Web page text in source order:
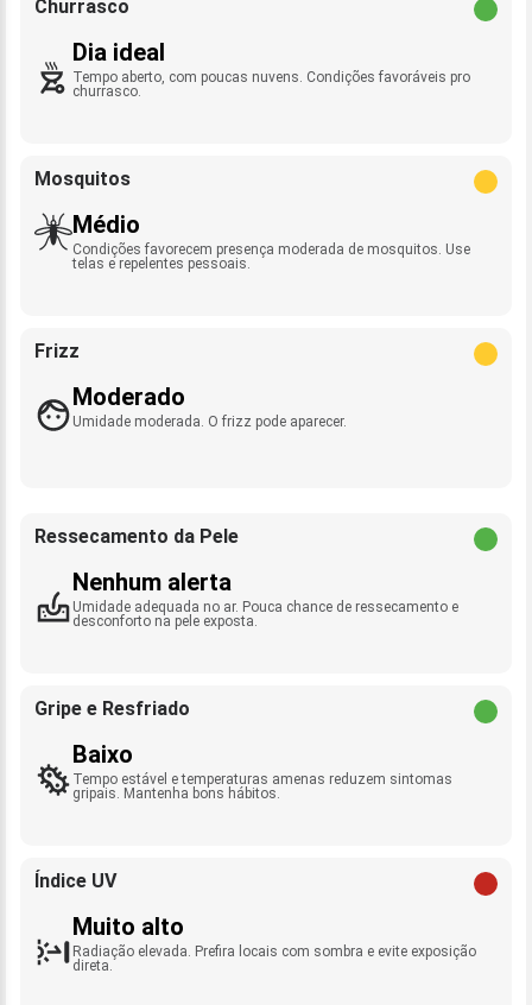
Churrasco
Dia ideal
Tempo aberto, com poucas nuvens. Condições favoráveis pro
churrasco.
Mosquitos
Médio
Condições favorecem presença moderada de mosquitos. Use
telas e repelentes pessoais.
Frizz
Moderado
Umidade moderada. O frizz pode aparecer.
Ressecamento da Pele
Nenhum alerta
Umidade adequada no ar. Pouca chance de ressecamento e
desconforto na pele exposta.
Gripe e Resfriado
Baixo
Tempo estável e temperaturas amenas reduzem sintomas
gripais. Mantenha bons hábitos.
Índice UV
Muito alto
Radiação elevada. Prefira locais com sombra e evite exposição
direta.